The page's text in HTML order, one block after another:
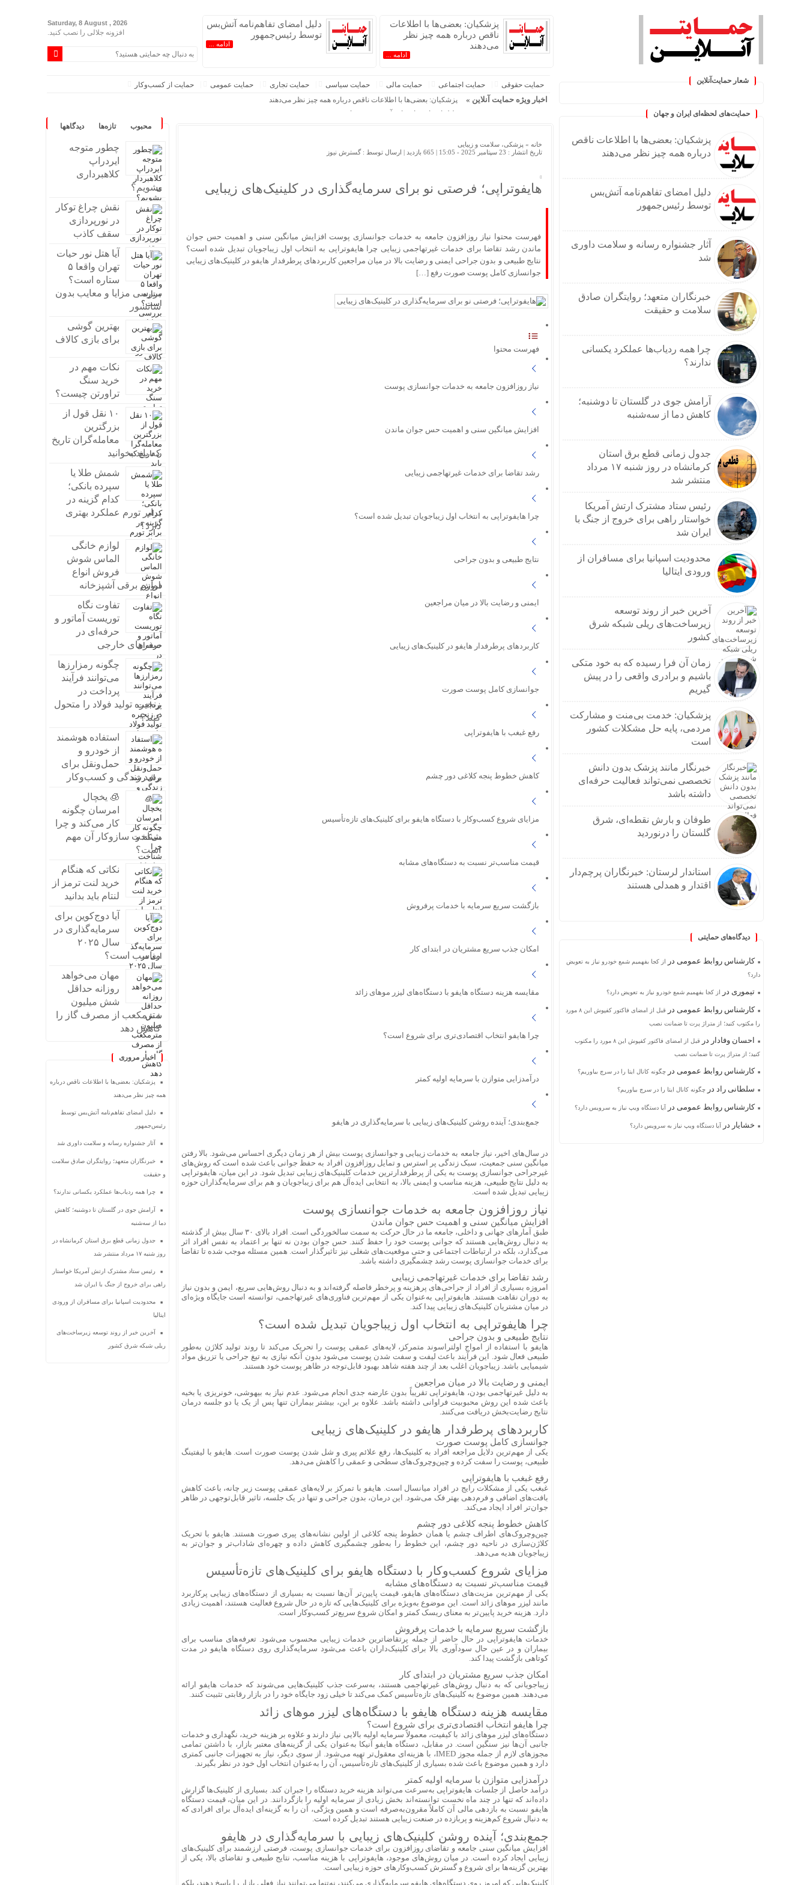
شعار حمایت‌آنلاین
« حمایت‌آنلاین، حامی همه مردم ایران »
حمایت‌های لحظه‌ای ایران و جهان
پزشکیان: بعضی‌ها با اطلاعات ناقص
درباره همه چیز نظر می‌دهند
دلیل امضای تفاهم‌نامه آتش‌بس
توسط رئیس‌جمهور
آثار جشنواره رسانه و سلامت داوری
شد
خبرنگاران متعهد؛ روایتگران صادق
سلامت و حقیقت
چرا همه ردیاب‌ها عملکرد یکسانی
ندارند؟
آرامش جوی در گلستان تا دوشنبه؛
کاهش دما از سه‌شنبه
جدول زمانی قطع برق استان
کرمانشاه در روز شنبه ۱۷ مرداد
منتشر شد
رئیس ستاد مشترک ارتش آمریکا
خواستار راهی برای خروج از جنگ با
ایران شد
محدودیت اسپانیا برای مسافران از
ورودی ایتالیا
آخرین خبر از روند توسعه
زیرساخت‌های ریلی شبکه شرق
کشور
زمان آن فرا رسیده که به خود متکی
باشیم و برادری واقعی را در پیش
گیریم
پزشکیان: خدمت بی‌منت و مشارکت
مردمی، پایه حل مشکلات کشور
است
خبرنگار مانند پزشک بدون دانش
تخصصی نمی‌تواند فعالیت حرفه‌ای
داشته باشد
طوفان و بارش نقطه‌ای، شرق
گلستان را درنوردید
استاندار لرستان: خبرنگاران پرچم‌دار
اقتدار و همدلی هستند
دیدگاه‌های حمایتی
کارشناس روابط عمومی در
از کجا بفهمیم شمع خودرو نیاز به تعویض
دارد؟
تیموری در از کجا بفهمیم شمع خودرو نیاز به تعویض دارد؟
کارشناس روابط عمومی در
قبل از امضای فاکتور کفپوش این ۸ مورد
را مکتوب کنید؛ از متراژ پرت تا ضمانت نصب
احسان وفادار در
قبل از امضای فاکتور کفپوش این ۸ مورد را مکتوب
کنید؛ از متراژ پرت تا ضمانت نصب
کارشناس روابط عمومی در چگونه کانال ایتا را در سرچ بیاوریم؟
سلطانی راد در چگونه کانال ایتا را در سرچ بیاوریم؟
کارشناس روابط عمومی در آیا دستگاه ویپ نیاز به سرویس دارد؟
خشایار در آیا دستگاه ویپ نیاز به سرویس دارد؟
پزشکیان: بعضی‌ها با اطلاعات
ناقص درباره همه چیز نظر
می‌دهند
ادامه ...
دلیل امضای تفاهم‌نامه آتش‌بس
توسط رئیس‌جمهور
ادامه ...
Saturday, 8 August , 2026
افزونه جلالی را نصب کنید.
حمایت حقوقی حمایت اجتماعی حمایت مالی حمایت سیاسی حمایت تجاری حمایت عمومی حمایت از کسب‌وکار
اخبار ویژه حمایت آنلاین »
پزشکیان: بعضی‌ها با اطلاعات ناقص درباره همه چیز نظر می‌دهند
دلیل امضای تفاهم‌نامه آتش‌بس توسط رئیس‌جمهور
چرا همه ردیاب‌ها عملکرد یکسانی ندارند؟
جدول زمانی قطع برق استان کرمانشاه در روز شنبه ۱۷ مرداد منتشر شد
رئیس ستاد مشترک ارتش آمریکا خواستار راهی برای خروج از جنگ با ایران شد
خانه » پزشکی، سلامت و زیبایی
تاریخ انتشار : 23 سپتامبر 2025 - 15:05 |
665 بازدید | ارسال توسط :گسترش نیوز
هایفوتراپی؛ فرصتی نو برای سرمایه‌گذاری در کلینیک‌های زیبایی
فهرست محتوا نیاز روزافزون جامعه به خدمات جوانسازی پوست افزایش میانگین سنی و اهمیت حس جوان
ماندن رشد تقاضا برای خدمات غیرتهاجمی زیبایی چرا هایفوتراپی به انتخاب اول زیباجویان تبدیل شده است؟
نتایج طبیعی و بدون جراحی ایمنی و رضایت بالا در میان مراجعین کاربردهای پرطرفدار هایفو در کلینیک‌های زیبایی
جوانسازی کامل پوست صورت رفع […]
فهرست محتوا
نیاز روزافزون جامعه به خدمات جوانسازی پوست
افزایش میانگین سنی و اهمیت حس جوان ماندن
رشد تقاضا برای خدمات غیرتهاجمی زیبایی
چرا هایفوتراپی به انتخاب اول زیباجویان تبدیل شده است؟
نتایج طبیعی و بدون جراحی
ایمنی و رضایت بالا در میان مراجعین
کاربردهای پرطرفدار هایفو در کلینیک‌های زیبایی
جوانسازی کامل پوست صورت
رفع غبغب با هایفوتراپی
کاهش خطوط پنجه کلاغی دور چشم
مزایای شروع کسب‌وکار با دستگاه هایفو برای کلینیک‌های تازه‌تأسیس
قیمت مناسب‌تر نسبت به دستگاه‌های مشابه
بازگشت سریع سرمایه با خدمات پرفروش
امکان جذب سریع مشتریان در ابتدای کار
مقایسه هزینه دستگاه هایفو با دستگاه‌های لیزر موهای زائد
چرا هایفو انتخاب اقتصادی‌تری برای شروع است؟
درآمدزایی متوازن با سرمایه اولیه کمتر
جمع‌بندی؛ آینده روشن کلینیک‌های زیبایی با سرمایه‌گذاری در هایفو
در سال‌های اخیر، نیاز جامعه به خدمات زیبایی و جوانسازی پوست بیش از هر زمان دیگری احساس می‌شود. بالا رفتن
میانگین سنی جمعیت، سبک زندگی پر استرس و تمایل روزافزون افراد به حفظ جوانی باعث شده است که روش‌های
غیرجراحی جوانسازی پوست به یکی از پرطرفدارترین خدمات کلینیک‌های زیبایی تبدیل شود. در این میان، هایفوتراپی
به دلیل نتایج طبیعی، هزینه مناسب و ایمنی بالا، به انتخابی ایده‌آل هم برای زیباجویان و هم برای سرمایه‌گذاران حوزه
زیبایی تبدیل شده است.
نیاز روزافزون جامعه به خدمات جوانسازی پوست
افزایش میانگین سنی و اهمیت حس جوان ماندن
طبق آمارهای جهانی و داخلی، جامعه ما در حال حرکت به سمت سالخوردگی است. افراد بالای ۳۰ سال بیش از گذشته
به دنبال روش‌هایی هستند که جوانی پوست خود را حفظ کنند. حس جوان بودن نه تنها بر اعتماد به نفس افراد اثر
می‌گذارد، بلکه در ارتباطات اجتماعی و حتی موقعیت‌های شغلی نیز تاثیرگذار است. همین مسئله موجب شده تا تقاضا
برای خدمات جوانسازی پوست رشد چشمگیری داشته باشد.
رشد تقاضا برای خدمات غیرتهاجمی زیبایی
امروزه بسیاری از افراد از جراحی‌های پرهزینه و پرخطر فاصله گرفته‌اند و به دنبال روش‌هایی سریع، ایمن و بدون نیاز
به دوران نقاهت هستند. هایفوتراپی به‌عنوان یکی از مهم‌ترین فناوری‌های غیرتهاجمی، توانسته است جایگاه ویژه‌ای
در میان مشتریان کلینیک‌های زیبایی پیدا کند.
چرا هایفوتراپی به انتخاب اول زیباجویان تبدیل شده است؟
نتایج طبیعی و بدون جراحی
هایفو با استفاده از امواج اولتراسوند متمرکز، لایه‌های عمقی پوست را تحریک می‌کند تا روند تولید کلاژن به‌طور
طبیعی فعال شود. این فرآیند باعث لیفت و سفت شدن پوست می‌شود بدون آنکه نیازی به تیغ جراحی یا تزریق مواد
شیمیایی باشد. زیباجویان اغلب بعد از چند هفته شاهد بهبود قابل‌توجه در ظاهر پوست خود هستند.
ایمنی و رضایت بالا در میان مراجعین
به دلیل غیرتهاجمی بودن، هایفوتراپی تقریباً بدون عارضه جدی انجام می‌شود. عدم نیاز به بیهوشی، خونریزی یا بخیه
باعث شده این روش محبوبیت فراوانی داشته باشد. علاوه بر این، بیشتر بیماران تنها پس از یک یا دو جلسه درمان
نتایج رضایت‌بخش دریافت می‌کنند.
کاربردهای پرطرفدار هایفو در کلینیک‌های زیبایی
جوانسازی کامل پوست صورت
یکی از مهم‌ترین دلایل مراجعه افراد به کلینیک‌ها، رفع علائم پیری و شل شدن پوست صورت است. هایفو با لیفتینگ
طبیعی، پوست را سفت کرده و چین‌وچروک‌های سطحی و عمقی را کاهش می‌دهد.
رفع غبغب با هایفوتراپی
غبغب یکی از مشکلات رایج در افراد میانسال است. هایفو با تمرکز بر لایه‌های عمقی پوست زیر چانه، باعث کاهش
بافت‌های اضافی و فرم‌دهی بهتر فک می‌شود. این درمان، بدون جراحی و تنها در یک جلسه، تاثیر قابل‌توجهی در ظاهر
جوان‌تر افراد ایجاد می‌کند.
کاهش خطوط پنجه کلاغی دور چشم
چین‌وچروک‌های اطراف چشم یا همان خطوط پنجه کلاغی از اولین نشانه‌های پیری صورت هستند. هایفو با تحریک
کلاژن‌سازی در ناحیه دور چشم، این خطوط را به‌طور چشمگیری کاهش داده و چهره‌ای شاداب‌تر و جوان‌تر به
زیباجویان هدیه می‌دهد.
مزایای شروع کسب‌وکار با دستگاه هایفو برای کلینیک‌های تازه‌تأسیس
قیمت مناسب‌تر نسبت به دستگاه‌های مشابه
یکی از مهم‌ترین مزیت‌های دستگاه‌های هایفو، قیمت پایین‌تر آن‌ها نسبت به بسیاری از دستگاه‌های زیبایی پرکاربرد
مانند لیزر موهای زائد است. این موضوع به‌ویژه برای کلینیک‌هایی که تازه در حال شروع فعالیت هستند، اهمیت زیادی
دارد. هزینه خرید پایین‌تر به معنای ریسک کمتر و امکان شروع سریع‌تر کسب‌وکار است.
بازگشت سریع سرمایه با خدمات پرفروش
خدمات هایفوتراپی در حال حاضر از جمله پرتقاضاترین خدمات زیبایی محسوب می‌شود. تعرفه‌های مناسب برای
بیماران و در عین حال سودآوری بالا برای کلینیک‌داران باعث می‌شود سرمایه‌گذاری روی دستگاه هایفو در مدت
کوتاهی بازگشت پیدا کند.
امکان جذب سریع مشتریان در ابتدای کار
زیباجویانی که به دنبال روش‌های غیرتهاجمی هستند، به‌سرعت جذب کلینیک‌هایی می‌شوند که خدمات هایفو ارائه
می‌دهند. همین موضوع به کلینیک‌های تازه‌تأسیس کمک می‌کند تا خیلی زود جایگاه خود را در بازار رقابتی تثبیت کنند.
مقایسه هزینه دستگاه هایفو با دستگاه‌های لیزر موهای زائد
چرا هایفو انتخاب اقتصادی‌تری برای شروع است؟
دستگاه‌های لیزر موهای زائد با کیفیت، معمولاً سرمایه اولیه بالایی نیاز دارند و علاوه بر هزینه خرید، نگهداری و خدمات
جانبی آن‌ها نیز سنگین است. در مقابل، دستگاه هایفو آنیکا به‌عنوان یکی از گزینه‌های معتبر بازار، با داشتن تمامی
مجوزهای لازم از جمله مجوز IMED، با هزینه‌ای معقول‌تر تهیه می‌شود. از سوی دیگر، نیاز به تجهیزات جانبی کمتری
دارد و همین موضوع باعث شده بسیاری از کلینیک‌های تازه‌تأسیس، آن را به‌عنوان انتخاب اول خود در نظر بگیرند.
درآمدزایی متوازن با سرمایه اولیه کمتر
درآمد حاصل از جلسات هایفوتراپی به‌سرعت می‌تواند هزینه خرید دستگاه را جبران کند. بسیاری از کلینیک‌ها گزارش
داده‌اند که تنها در چند ماه نخست توانسته‌اند بخش زیادی از سرمایه اولیه را بازگردانند. در این میان، قیمت دستگاه
هایفو نسبت به بازدهی مالی آن کاملاً مقرون‌به‌صرفه است و همین ویژگی، آن را به گزینه‌ای ایده‌آل برای افرادی که
به دنبال شروع کم‌هزینه و پربازده در صنعت زیبایی هستند تبدیل کرده است.
جمع‌بندی؛ آینده روشن کلینیک‌های زیبایی با سرمایه‌گذاری در هایفو
افزایش میانگین سنی جامعه و تقاضای روزافزون برای خدمات جوانسازی پوست، فرصتی ارزشمند برای کلینیک‌های
زیبایی ایجاد کرده است. در میان روش‌های موجود، هایفوتراپی با هزینه مناسب، نتایج طبیعی و تقاضای بالا، یکی از
بهترین گزینه‌ها برای شروع و گسترش کسب‌وکارهای حوزه زیبایی است.
کلینیک‌هایی که امروز روی دستگاه‌های هایفو سرمایه‌گذاری می‌کنند، نه‌تنها می‌توانند نیاز فعلی بازار را پاسخ دهند، بلکه
محبوب تازه‌ها دیدگاهها
چطور متوجه
ایردراپ
کلاهبرداری
بشویم؟
نقش چراغ توکار
در نورپردازی
سقف کاذب
آیا هتل نور حیات
تهران واقعا ۵
ستاره است؟
بررسی مزایا و معایب بدون
سانسور
بهترین گوشی
برای بازی کالاف
نکات مهم در
خرید سنگ
تراورتن چیست؟
۱۰ نقل قول از
بزرگترین
معامله‌گران تاریخ
که باید بخوانید
شمش طلا یا
سپرده بانکی؛
کدام گزینه در
برابر تورم عملکرد بهتری
دارد؟
لوازم خانگی
الماس شوش
فروش انواع
لوازم برقی آشپزخانه
تفاوت نگاه
توریست آماتور و
حرفه‌ای در
سفرهای خارجی
چگونه رمزارزها
می‌توانند فرآیند
پرداخت در
زنجیره تولید فولاد را متحول
کنند؟
استفاده هوشمند
از خودرو و
حمل‌ونقل برای
رشد زندگی و کسب‌وکار
🧊 یخچال
امرسان چگونه
کار می‌کند و چرا
شناخت سازوکار آن مهم
است؟
نکاتی که هنگام
خرید لنت ترمز از
لنتام باید بدانید
آیا دوج‌کوین برای
سرمایه‌گذاری در
سال ۲۰۲۵
مناسب است؟
مهان می‌خواهد
روزانه حداقل
شش میلیون
مترمکعب از مصرف گاز را
کاهش دهد
اخبار مروری
پزشکیان: بعضی‌ها با اطلاعات ناقص درباره
همه چیز نظر می‌دهند
دلیل امضای تفاهم‌نامه آتش‌بس توسط
رئیس‌جمهور
آثار جشنواره رسانه و سلامت داوری شد
خبرنگاران متعهد؛ روایتگران صادق سلامت
و حقیقت
چرا همه ردیاب‌ها عملکرد یکسانی ندارند؟
آرامش جوی در گلستان تا دوشنبه؛ کاهش
دما از سه‌شنبه
جدول زمانی قطع برق استان کرمانشاه در
روز شنبه ۱۷ مرداد منتشر شد
رئیس ستاد مشترک ارتش آمریکا خواستار
راهی برای خروج از جنگ با ایران شد
محدودیت اسپانیا برای مسافران از ورودی
ایتالیا
آخرین خبر از روند توسعه زیرساخت‌های
ریلی شبکه شرق کشور